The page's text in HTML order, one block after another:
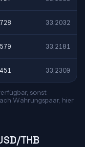
33,2032
33,2181
33,2309
sonst
Währungspaar; hier
THB